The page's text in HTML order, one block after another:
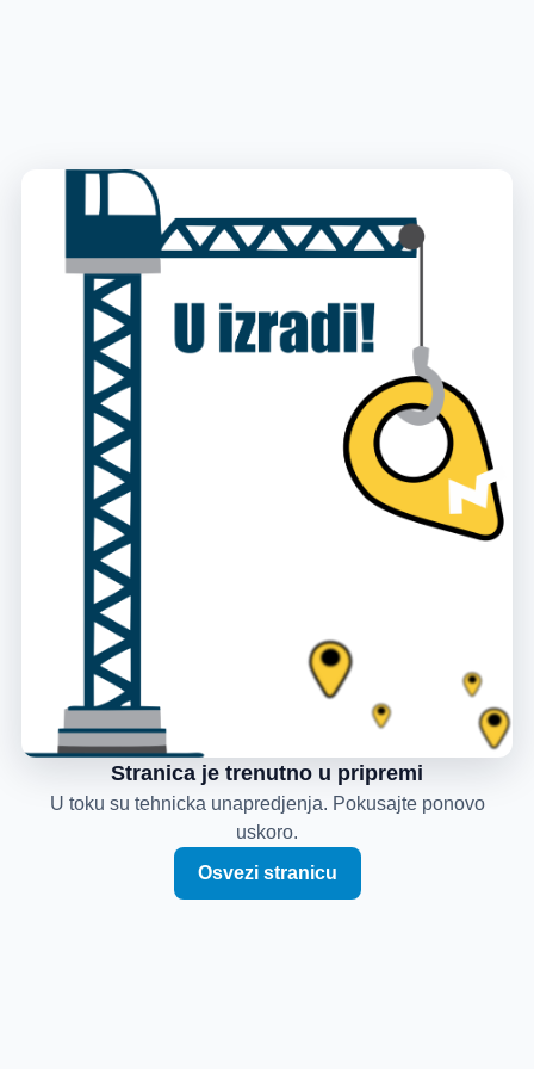
Stranica je trenutno u pripremi
U toku su tehnicka unapredjenja. Pokusajte ponovo
uskoro.
Osvezi stranicu